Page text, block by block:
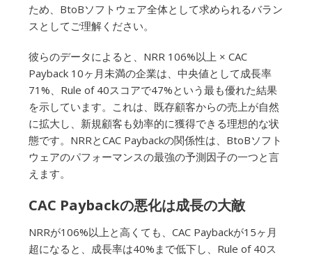
ため、BtoBソフトウェア全体として求められるバラン
スとしてご理解ください。
彼らのデータによると、NRR 106%以上 × CAC
Payback 10ヶ月未満の企業は、中央値として成長率
71%、Rule of 40スコアで47%という最も優れた結果
を示しています。これは、既存顧客からの売上が自然
に拡大し、新規顧客も効率的に獲得できる理想的な状
態です。NRRとCAC Paybackの関係性は、BtoBソフト
ウェアのパフォーマンスの最強の予測因子の一つと言
えます。
CAC Paybackの悪化は成長の大敵
NRRが106%以上と高くても、CAC Paybackが15ヶ月
超になると、成長率は40%まで低下し、Rule of 40ス